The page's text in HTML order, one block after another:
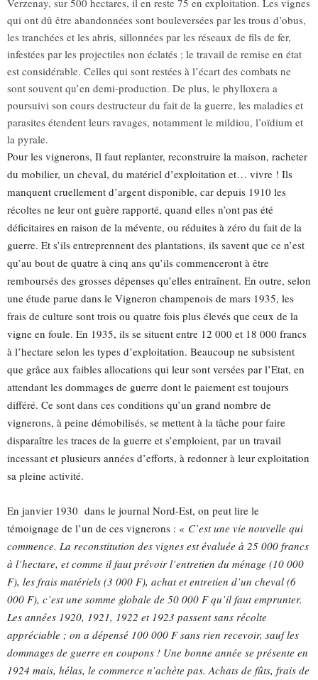
Verzenay, sur 500 hectares, il en reste 75 en exploitation. Les vignes
qui ont dû être abandonnées sont bouleversées par les trous d’obus,
les tranchées et les abris, sillonnées par les réseaux de fils de fer,
infestées par les projectiles non éclatés ; le travail de remise en état
est considérable. Celles qui sont restées à l’écart des combats ne
sont souvent qu’en demi-production. De plus, le phylloxera a
poursuivi son cours destructeur du fait de la guerre, les maladies et
parasites étendent leurs ravages, notamment le mildiou, l’oïdium et
la pyrale.
Pour les vignerons, Il faut replanter, reconstruire la maison, racheter
du mobilier, un cheval, du matériel d’exploitation et… vivre ! Ils
manquent cruellement d’argent disponible, car depuis 1910 les
récoltes ne leur ont guère rapporté, quand elles n’ont pas été
déficitaires en raison de la mévente, ou réduites à zéro du fait de la
guerre. Et s’ils entreprennent des plantations, ils savent que ce n’est
qu’au bout de quatre à cinq ans qu’ils commenceront à être
remboursés des grosses dépenses qu’elles entraînent. En outre, selon
une étude parue dans le Vigneron champenois de mars 1935, les
frais de culture sont trois ou quatre fois plus élevés que ceux de la
vigne en foule. En 1935, ils se situent entre 12 000 et 18 000 francs
à l’hectare selon les types d’exploitation. Beaucoup ne subsistent
que grâce aux faibles allocations qui leur sont versées par l’Etat, en
attendant les dommages de guerre dont le paiement est toujours
différé. Ce sont dans ces conditions qu’un grand nombre de
vignerons, à peine démobilisés, se mettent à la tâche pour faire
disparaître les traces de la guerre et s’emploient, par un travail
incessant et plusieurs années d’efforts, à redonner à leur exploitation
sa pleine activité.
En janvier 1930 dans le journal Nord-Est, on peut lire le
témoignage de l’un de ces vignerons : « C’est une vie nouvelle qui
commence. La reconstitution des vignes est évaluée à 25 000 francs
à l’hectare, et comme il faut prévoir l’entretien du ménage (10 000
F), les frais matériels (3 000 F), achat et entretien d’un cheval (6
000 F), c’est une somme globale de 50 000 F qu’il faut emprunter.
Les années 1920, 1921, 1922 et 1923 passent sans récolte
appréciable ; on a dépensé 100 000 F sans rien recevoir, sauf les
dommages de guerre en coupons ! Une bonne année se présente en
1924 mais, hélas, le commerce n’achète pas. Achats de fûts, frais de